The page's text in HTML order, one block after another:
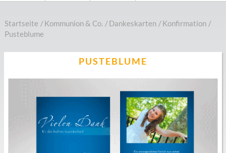
Startseite /Kommunion & Co. /Dankeskarten /Konfirmation /
Pusteblume
PUSTEBLUME